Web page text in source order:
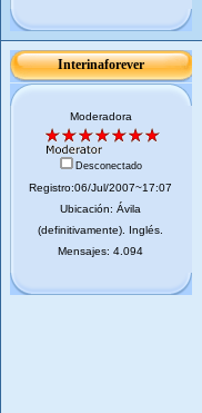
Interinaforever
Moderadora
Desconectado
Registro:06/Jul/2007~17:07
Ubicación: Ávila
(definitivamente). Inglés.
Mensajes: 4.094